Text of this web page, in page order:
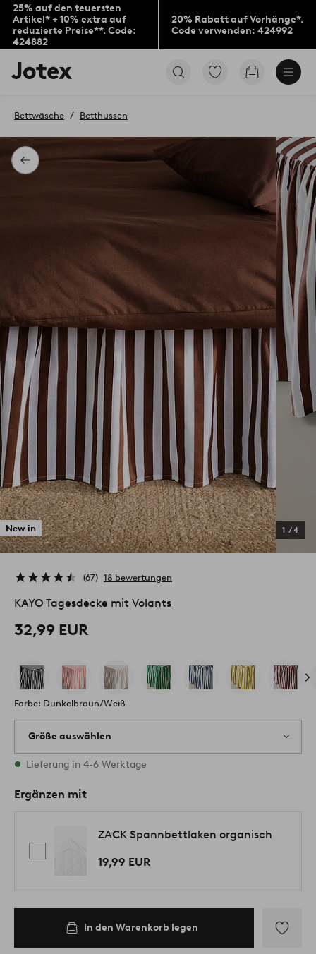
25% auf den teuersten
Artikel* + 10% extra auf
reduzierte Preise**. Code:
424882
20% Rabatt auf Vorhänge*.
Code verwenden: 424992
Jotex-
Logo
Startseite
Zu
Produkten
Zum
Zurück
Bettwäsche Betthussen
New in 1 /4
67 18 bewertungen
KAYO Tagesdecke mit Volants
32,99 EUR
Farbe: Dunkelbraun/Weiß
Größe auswählen
Alle Größen vorrätig
Lieferung in 4-6 Werktage
Ergänzen mit
ZACK Spannbettlaken organisch
19,99 EUR
In den Warenkorb legen